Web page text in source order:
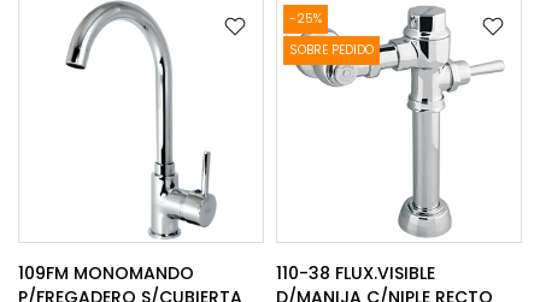
109FM MONOMANDO
P/FREGADERO S/CUBIERTA
-25%
SOBRE PEDIDO
110-38 FLUX.VISIBLE
D/MANIJA C/NIPLE RECTO